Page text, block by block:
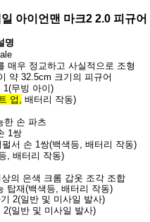
아이언맨 마크2 2.0 피규어
명
매우 정교하고 사실적으로 조형
약 32.5cm 크기의 피규어
1(무빙 아이)
업, 배터리 작동)
한 손 파츠
1쌍
펄서 손 1쌍(백색등, 배터리 작동)
, 배터리 작동)
의 은색 크롬 갑옷 조각 조합
탑재(백색등, 배터리 작동)
2(일반 및 미사일 발사)
일반 및 미사일 발사)